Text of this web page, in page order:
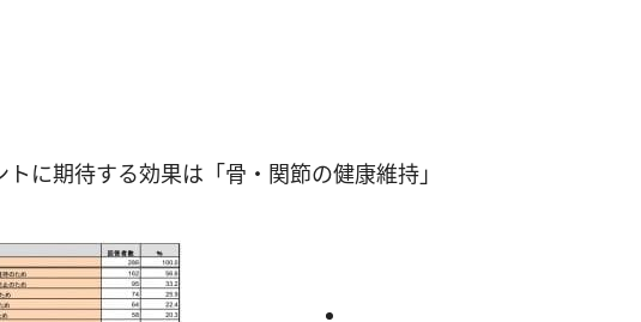
に期待する効果は「骨・関節の健康維持」